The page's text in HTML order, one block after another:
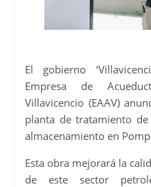
El gobierno
Empresa de
Villavicencio (EAAV)
planta de tratamiento
almacenamiento en
Esta obra mejorará la
de este sector